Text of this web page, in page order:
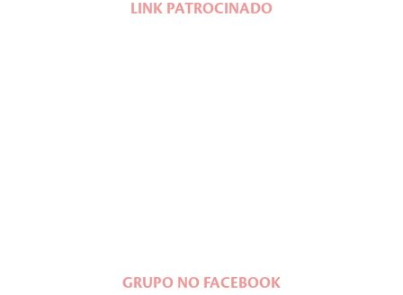
LINK PATROCINADO
GRUPO NO FACEBOOK